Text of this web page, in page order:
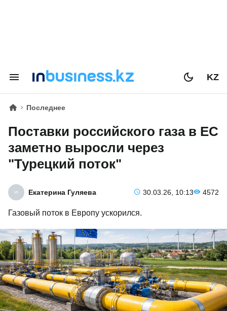
KZ
Последнее
Поставки российского газа в ЕС
заметно выросли через
"Турецкий поток"
Екатерина Гуляева 30.03.26, 10:13 4572
Газовый поток в Европу ускорился.